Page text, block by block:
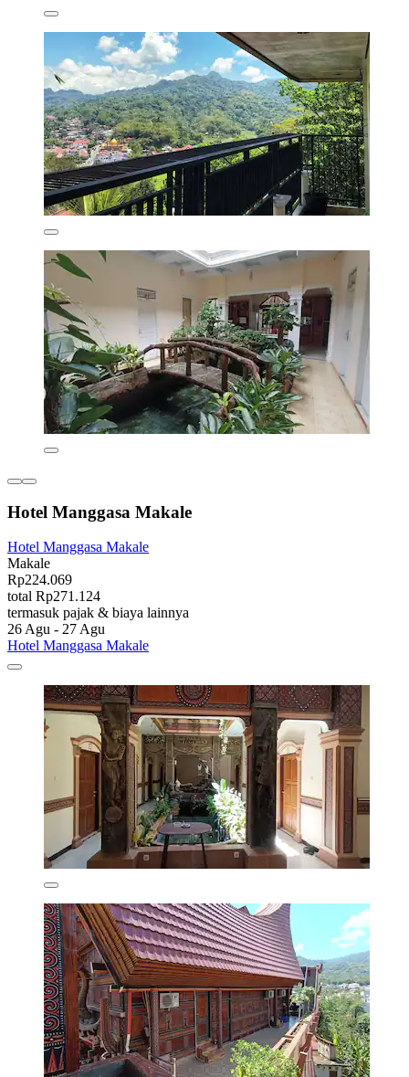
Hotel Manggasa Makale
Hotel Manggasa Makale
Makale
Rp224.069
total Rp271.124
termasuk pajak & biaya lainnya
26 Agu - 27 Agu
Hotel Manggasa Makale